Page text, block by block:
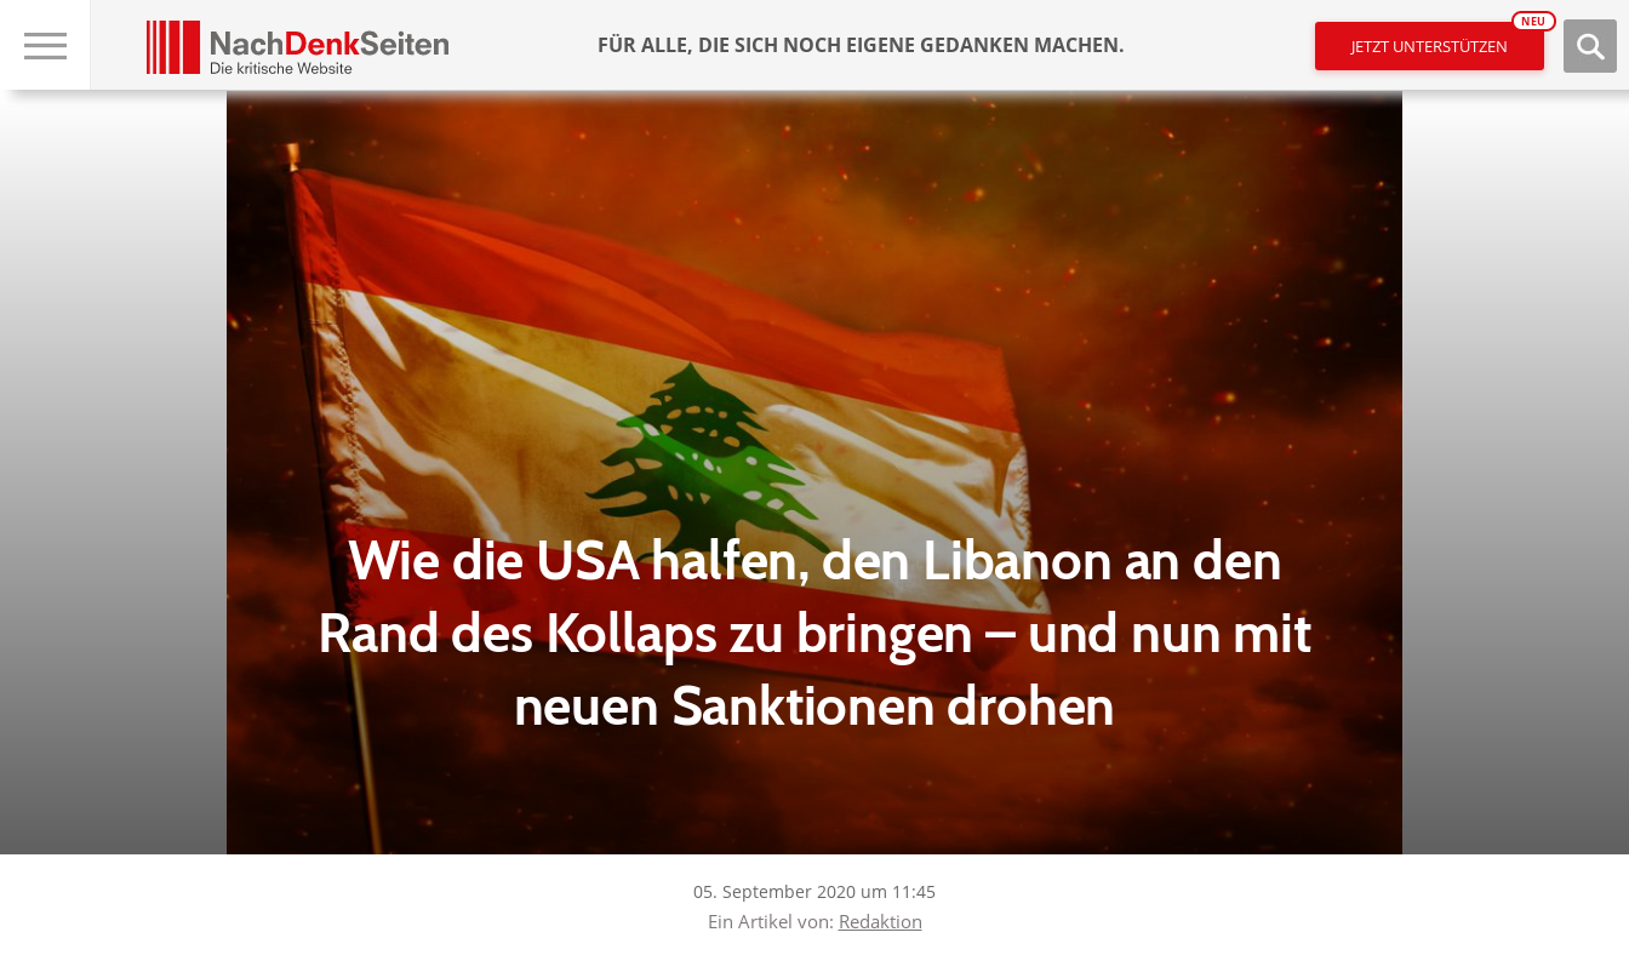
FÜR ALLE, DIE SICH NOCH EIGENE GEDANKEN MACHEN. JETZT UNTERSTÜTZEN
NEU
Wie die USA halfen, den Libanon an den
Rand des Kollaps zu bringen – und nun mit
neuen Sanktionen drohen
05. September 2020 um 11:45
Ein Artikel von: Redaktion